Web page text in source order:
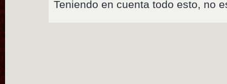
Teniendo en cuenta todo esto, no